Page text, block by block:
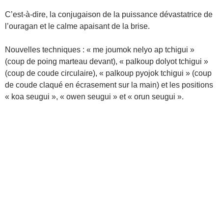
C’est-à-dire, la conjugaison de la puissance dévastatrice de
l’ouragan et le calme apaisant de la brise.
Nouvelles techniques : « me joumok nelyo ap tchigui »
(coup de poing marteau devant), « palkoup dolyot tchigui »
(coup de coude circulaire), « palkoup pyojok tchigui » (coup
de coude claqué en écrasement sur la main) et les positions
« koa seugui », « owen seugui » et « orun seugui ».